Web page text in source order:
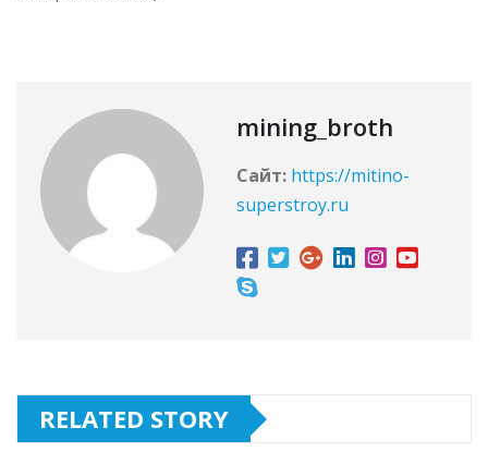
mining_broth
Сайт: https://mitino-
superstroy.ru
RELATED STORY